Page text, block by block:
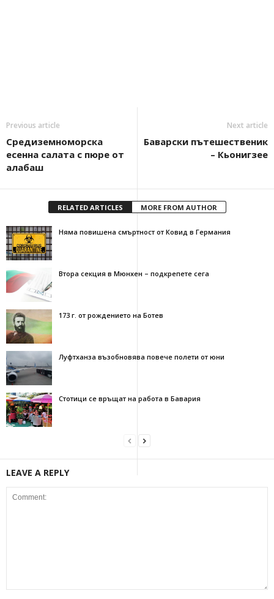
Previous article
Средиземноморска
есенна салата с пюре от
алабаш
Next article
Баварски пътешественик
– Кьонигзее
RELATED ARTICLES MORE FROM AUTHOR
Няма повишена смъртност от Ковид в Германия
Втора секция в Мюнхен – подкрепете сега
173 г. от рождението на Ботев
Луфтханза възобновява повече полети от юни
Стотици се връщат на работа в Бавария
LEAVE A REPLY